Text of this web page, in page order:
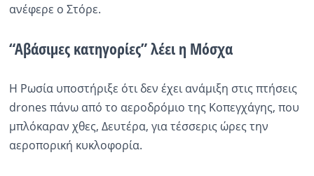
ανέφερε ο Στόρε.
“Αβάσιμες κατηγορίες” λέει η Μόσχα
Η Ρωσία υποστήριξε ότι δεν έχει ανάμιξη στις πτήσεις
drones πάνω από το αεροδρόμιο της Κοπεγχάγης, που
μπλόκαραν χθες, Δευτέρα, για τέσσερις ώρες την
αεροπορική κυκλοφορία.